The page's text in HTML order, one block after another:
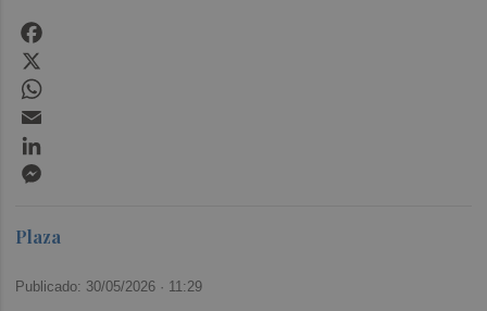
Plaza
Publicado: 30/05/2026 · 11:29